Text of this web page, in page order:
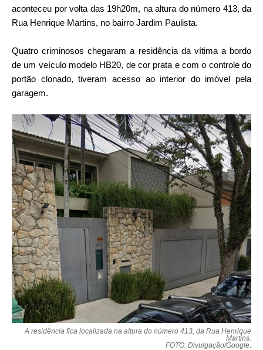
aconteceu por volta das 19h20m, na altura do número 413, da
Rua Henrique Martins, no bairro Jardim Paulista.
Quatro criminosos chegaram a residência da vítima a bordo
de um veículo modelo HB20, de cor prata e com o controle do
portão clonado, tiveram acesso ao interior do imóvel pela
garagem.
A residência fica localizada na altura do número 413, da Rua Henrique
Martins.
FOTO: Divulgação/Google.